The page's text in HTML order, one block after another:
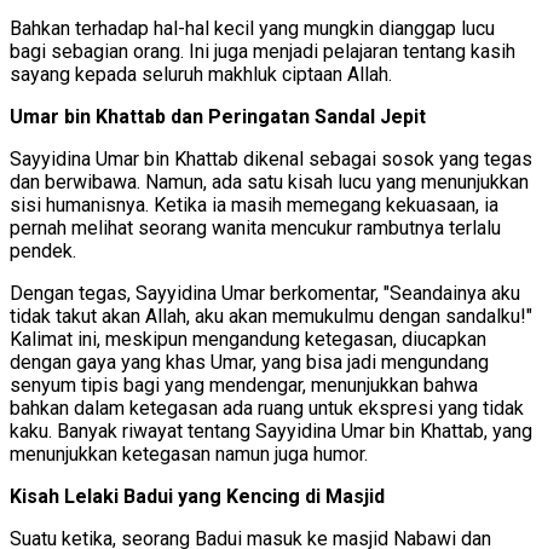
Bahkan terhadap hal-hal kecil yang mungkin dianggap lucu
bagi sebagian orang. Ini juga menjadi pelajaran tentang kasih
sayang kepada seluruh makhluk ciptaan Allah.
Umar bin Khattab dan Peringatan Sandal Jepit
Sayyidina Umar bin Khattab dikenal sebagai sosok yang tegas
dan berwibawa. Namun, ada satu kisah lucu yang menunjukkan
sisi humanisnya. Ketika ia masih memegang kekuasaan, ia
pernah melihat seorang wanita mencukur rambutnya terlalu
pendek.
Dengan tegas, Sayyidina Umar berkomentar, "Seandainya aku
tidak takut akan Allah, aku akan memukulmu dengan sandalku!"
Kalimat ini, meskipun mengandung ketegasan, diucapkan
dengan gaya yang khas Umar, yang bisa jadi mengundang
senyum tipis bagi yang mendengar, menunjukkan bahwa
bahkan dalam ketegasan ada ruang untuk ekspresi yang tidak
kaku. Banyak riwayat tentang Sayyidina Umar bin Khattab, yang
menunjukkan ketegasan namun juga humor.
Kisah Lelaki Badui yang Kencing di Masjid
Suatu ketika, seorang Badui masuk ke masjid Nabawi dan